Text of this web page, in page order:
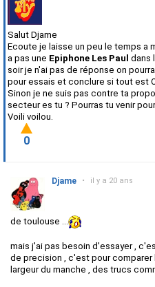
Salut Djame
Ecoute je laisse un peu le temps a
a pas une Epiphone Les Paul dans
soir je n'ai pas de réponse on
pour essais et conclure si tout est
Sinon je ne suis pas contre ta
secteur es tu ? Pourras tu venir
Voili voilou.
0
Djame • il y a 20 ans
de toulouse ...
mais j'ai pas besoin d'essayer ,
de precision , c'est pour comparer
largeur du manche , des trucs